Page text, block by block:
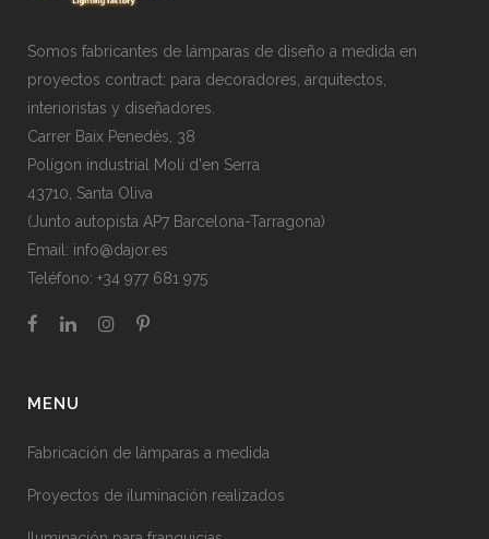
Somos fabricantes de lámparas de diseño a medida en
proyectos contract: para decoradores, arquitectos,
interioristas y diseñadores.
Carrer Baix Penedès, 38
Polígon industrial Molí d'en Serra
43710, Santa Oliva
(Junto autopista AP7 Barcelona-Tarragona)
Email: info@dajor.es
Teléfono: +34 977 681 975
MENU
Fabricación de lámparas a medida
Proyectos de iluminación realizados